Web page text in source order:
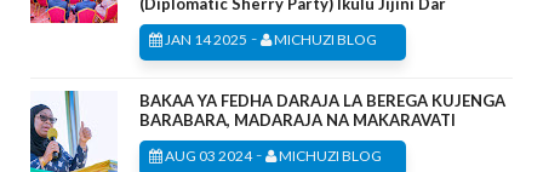
(Diplomatic Sherry Party) Ikulu Jijini Dar
JAN 14 2025 - MICHUZI BLOG
BAKAA YA FEDHA DARAJA LA BEREGA KUJENGA
BARABARA, MADARAJA NA MAKARAVATI
AUG 03 2024- MICHUZI BLOG